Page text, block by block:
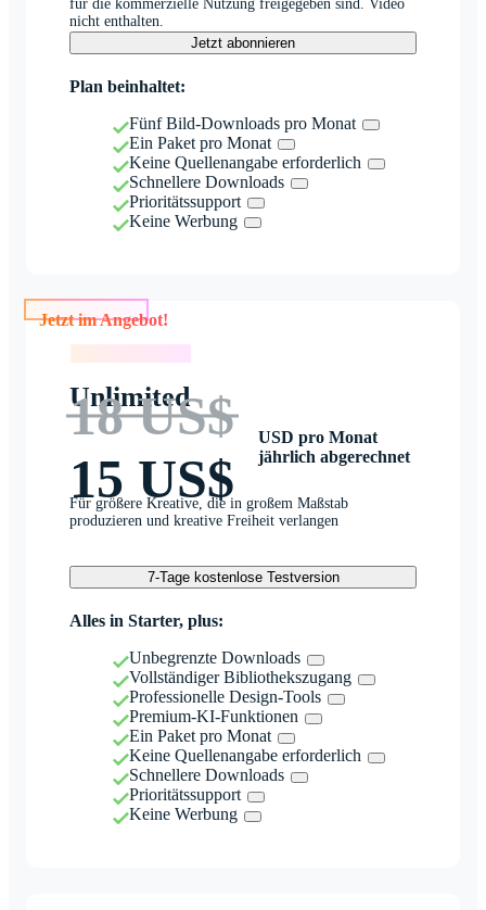
für die kommerzielle Nutzung freigegeben sind. Video
nicht enthalten.
Jetzt abonnieren
Plan beinhaltet:
Fünf Bild-Downloads pro Monat
Ein Paket pro Monat
Keine Quellenangabe erforderlich
Schnellere Downloads
Prioritätssupport
Keine Werbung
Jetzt im Angebot!
Unlimited
18 US$
15 US$
USD pro Monat
jährlich abgerechnet
Für größere Kreative, die in großem Maßstab
produzieren und kreative Freiheit verlangen
7-Tage kostenlose Testversion
Alles in Starter, plus:
Unbegrenzte Downloads
Vollständiger Bibliothekszugang
Professionelle Design-Tools
Premium-KI-Funktionen
Ein Paket pro Monat
Keine Quellenangabe erforderlich
Schnellere Downloads
Prioritätssupport
Keine Werbung